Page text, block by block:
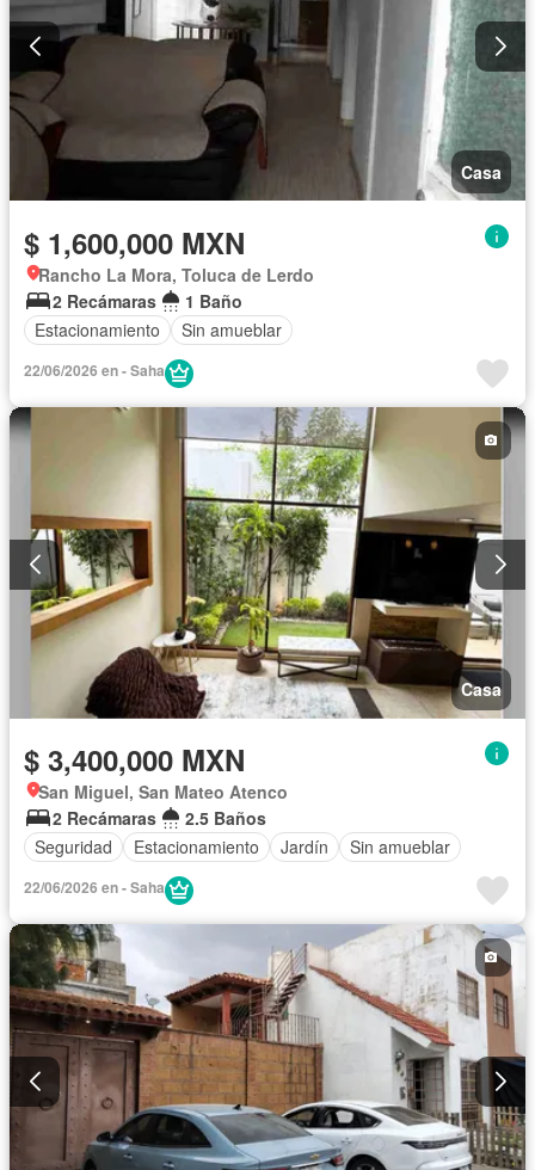
Casa
$ 1,600,000 MXN
Rancho La Mora, Toluca de Lerdo
2 Recámaras
1 Baño
Estacionamiento
Sin amueblar
22/06/2026 en - Saha
Casa
$ 3,400,000 MXN
San Miguel, San Mateo Atenco
2 Recámaras
2.5 Baños
Seguridad
Estacionamiento Jardín Sin amueblar
22/06/2026 en - Saha